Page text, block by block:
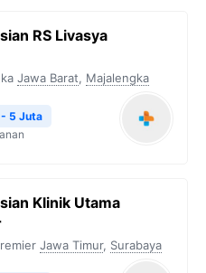
RS Livasya
Jawa Barat, Majalengka
5 Juta
Klinik Utama
Jawa Timur, Surabaya